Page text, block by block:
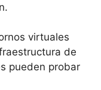
virtuales
de
pueden probar